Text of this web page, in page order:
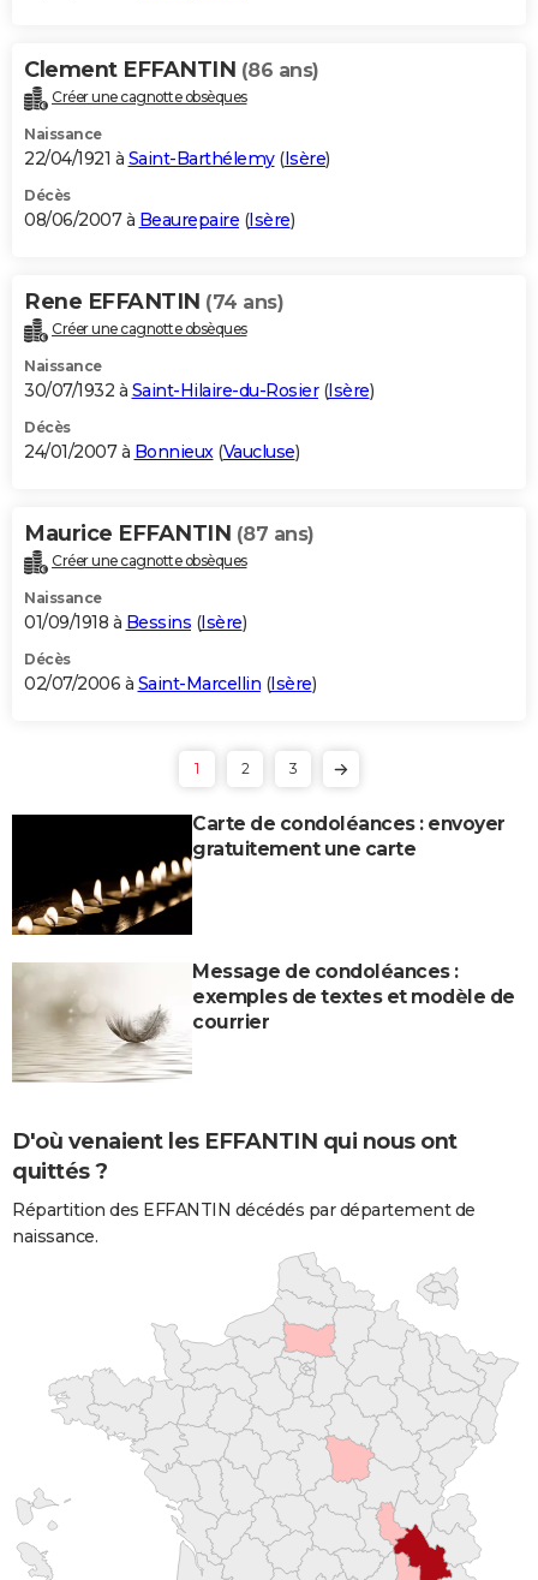
Clement EFFANTIN (86 ans)
Créer une cagnotte obsèques
Naissance
22/04/1921 à Saint-Barthélemy(Isère)
Décès
08/06/2007 à Beaurepaire (Isère)
Rene EFFANTIN (74 ans)
Créer une cagnotte obsèques
Naissance
30/07/1932 à Saint-Hilaire-du-Rosier(Isère)
Décès
24/01/2007 à Bonnieux(Vaucluse)
Maurice EFFANTIN (87 ans)
Créer une cagnotte obsèques
Naissance
01/09/1918 à Bessins (Isère)
Décès
02/07/2006 à Saint-Marcellin (Isère)
1 2 3
Carte de condoléances : envoyer
gratuitement une carte
Message de condoléances :
exemples de textes et modèle de
courrier
D'où venaient les EFFANTIN qui nous ont
quittés ?
Répartition des EFFANTIN décédés par département de
naissance.